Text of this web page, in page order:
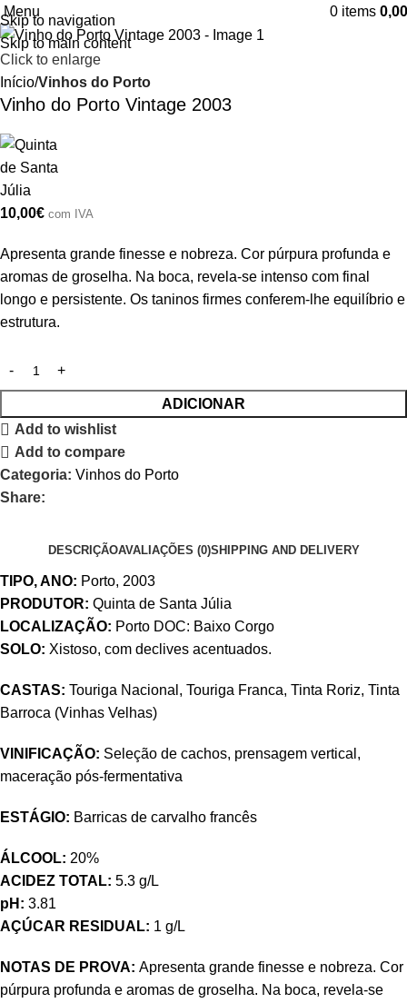
Skip to navigation
Skip to main content
Menu 0 items 0,00
Click to enlarge
Início Vinhos do Porto
Vinho do Porto Vintage 2003
10,00€ com IVA
Apresenta grande finesse e nobreza. Cor púrpura profunda e
aromas de groselha. Na boca, revela-se intenso com final
longo e persistente. Os taninos firmes conferem-lhe equilíbrio e
estrutura.
ADICIONAR
Add to wishlist
Add to compare
Categoria: Vinhos do Porto
Share:
DESCRIÇÃOAVALIAÇÕES (0)SHIPPING AND DELIVERY
TIPO, ANO: Porto, 2003
PRODUTOR: Quinta de Santa Júlia
LOCALIZAÇÃO: Porto DOC: Baixo Corgo
SOLO: Xistoso, com declives acentuados.
CASTAS: Touriga Nacional, Touriga Franca, Tinta Roriz, Tinta
Barroca (Vinhas Velhas)
VINIFICAÇÃO: Seleção de cachos, prensagem vertical,
maceração pós-fermentativa
ESTÁGIO: Barricas de carvalho francês
ÁLCOOL: 20%
ACIDEZ TOTAL: 5.3 g/L
pH: 3.81
AÇÚCAR RESIDUAL: 1 g/L
NOTAS DE PROVA: Apresenta grande finesse e nobreza. Cor
púrpura profunda e aromas de groselha. Na boca, revela-se